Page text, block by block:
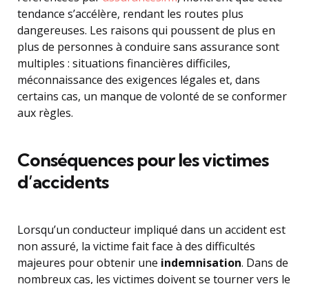
tendance s’accélère, rendant les routes plus
dangereuses. Les raisons qui poussent de plus en
plus de personnes à conduire sans assurance sont
multiples : situations financières difficiles,
méconnaissance des exigences légales et, dans
certains cas, un manque de volonté de se conformer
aux règles.
Conséquences pour les victimes
d’accidents
Lorsqu’un conducteur impliqué dans un accident est
non assuré, la victime fait face à des difficultés
majeures pour obtenir une indemnisation. Dans de
nombreux cas, les victimes doivent se tourner vers le